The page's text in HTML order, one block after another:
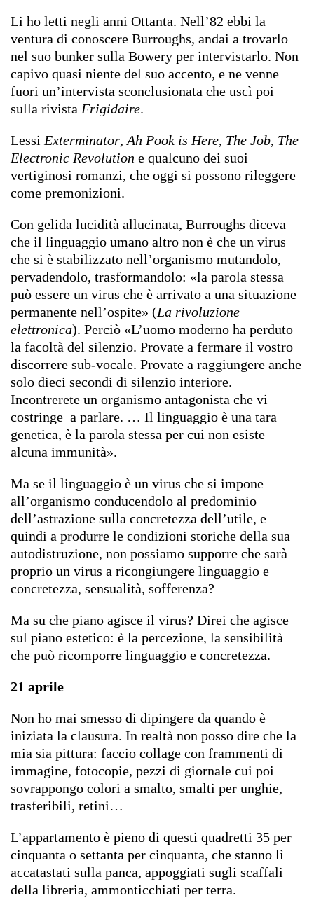
Li ho letti negli anni Ottanta. Nell’82 ebbi la
ventura di conoscere Burroughs, andai a trovarlo
nel suo bunker sulla Bowery per intervistarlo. Non
capivo quasi niente del suo accento, e ne venne
fuori un’intervista sconclusionata che uscì poi
sulla rivista Frigidaire.
Lessi Exterminator, Ah Pook is Here, The Job, The
Electronic Revolution e qualcuno dei suoi
vertiginosi romanzi, che oggi si possono rileggere
come premonizioni.
Con gelida lucidità allucinata, Burroughs diceva
che il linguaggio umano altro non è che un virus
che si è stabilizzato nell’organismo mutandolo,
pervadendolo, trasformandolo: «la parola stessa
può essere un virus che è arrivato a una situazione
permanente nell’ospite» (La rivoluzione
elettronica). Perciò «L’uomo moderno ha perduto
la facoltà del silenzio. Provate a fermare il vostro
discorrere sub-vocale. Provate a raggiungere anche
solo dieci secondi di silenzio interiore.
Incontrerete un organismo antagonista che vi
costringe a parlare. … Il linguaggio è una tara
genetica, è la parola stessa per cui non esiste
alcuna immunità».
Ma se il linguaggio è un virus che si impone
all’organismo conducendolo al predominio
dell’astrazione sulla concretezza dell’utile, e
quindi a produrre le condizioni storiche della sua
autodistruzione, non possiamo supporre che sarà
proprio un virus a ricongiungere linguaggio e
concretezza, sensualità, sofferenza?
Ma su che piano agisce il virus? Direi che agisce
sul piano estetico: è la percezione, la sensibilità
che può ricomporre linguaggio e concretezza.
21 aprile
Non ho mai smesso di dipingere da quando è
iniziata la clausura. In realtà non posso dire che la
mia sia pittura: faccio collage con frammenti di
immagine, fotocopie, pezzi di giornale cui poi
sovrappongo colori a smalto, smalti per unghie,
trasferibili, retini…
L’appartamento è pieno di questi quadretti 35 per
cinquanta o settanta per cinquanta, che stanno lì
accatastati sulla panca, appoggiati sugli scaffali
della libreria, ammonticchiati per terra.